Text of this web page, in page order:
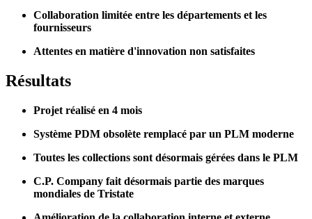
Collaboration limitée entre les départements et les
fournisseurs
Attentes en matière d'innovation non satisfaites
Résultats
Projet réalisé en 4 mois
Système PDM obsolète remplacé par un PLM moderne
Toutes les collections sont désormais gérées dans le PLM
C.P. Company fait désormais partie des marques
mondiales de Tristate